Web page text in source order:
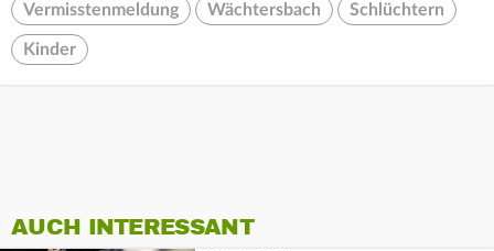
Vermisstenmeldung Wächtersbach Schlüchtern
Kinder
AUCH INTERESSANT